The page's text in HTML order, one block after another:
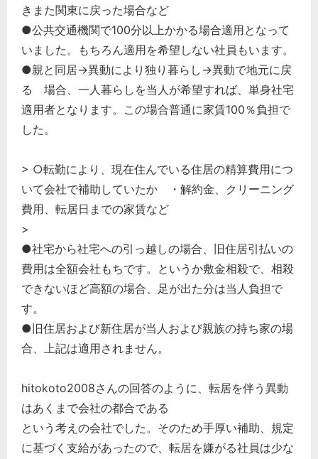
きまた関東に戻った場合など
●公共交通機関で100分以上かかる場合適用となって
いました。もちろん適用を希望しない社員もいます。
●親と同居→異動により独り暮らし→異動で地元に戻
る 場合、一人暮らしを当人が希望すれば、単身社宅
適用者となります。この場合普通に家賃100％負担で
した。
> ○転勤により、現在住んでいる住居の精算費用につ
いて会社で補助していたか ・解約金、クリーニング
費用、転居日までの家賃など
>
●社宅から社宅への引っ越しの場合、旧住居引払いの
費用は全額会社もちです。というか敷金相殺で、相殺
できないほど高額の場合、足が出た分は当人負担で
す。
●旧住居および新住居が当人および親族の持ち家の場
合、上記は適用されません。
hitokoto2008さんの回答のように、転居を伴う異動
はあくまで会社の都合である
という考えの会社でした。そのため手厚い補助、規定
に基づく支給があったので、転居を嫌がる社員は少な